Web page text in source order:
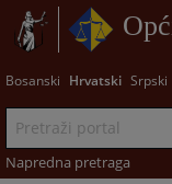
Bosanski Hrvatski Srpski
Napredna pretraga